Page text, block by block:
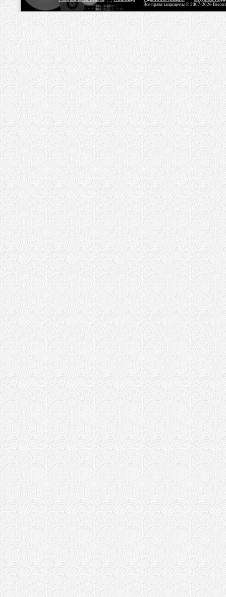
Все права защищены © 2007-2026